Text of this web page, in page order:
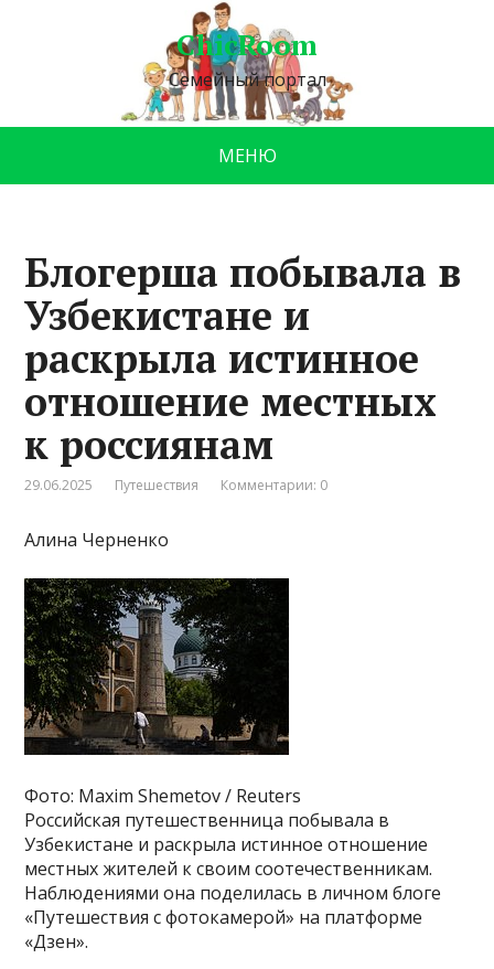
ChicRoom
Семейный портал
МЕНЮ
Блогерша побывала в
Узбекистане и
раскрыла истинное
отношение местных
к россиянам
29.06.2025 Путешествия Комментарии: 0
Алина Черненко
Фото: Maxim Shemetov / Reuters
Российская путешественница побывала в
Узбекистане и раскрыла истинное отношение
местных жителей к своим соотечественникам.
Наблюдениями она поделилась в личном блоге
«Путешествия с фотокамерой» на платформе
«Дзен».